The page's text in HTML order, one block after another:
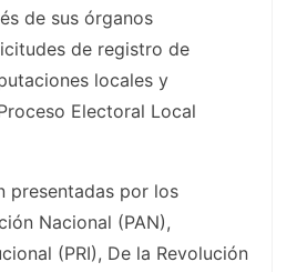
de sus órganos
de registro de
locales y
Electoral Local
presentadas por los
Nacional (PAN),
(PRI), De la Revolución